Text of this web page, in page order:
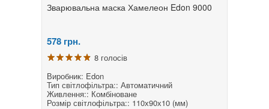
Зварювальна маска Хамелеон Edon 9000
578 грн.
8 голосів
Виробник: Edon
Тип світлофільтра:: Автоматичний
Живлення:: Комбіноване
Розмір світлофільтра:: 110х90х10 (мм)